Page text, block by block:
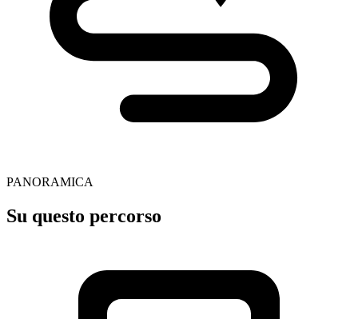
PANORAMICA
Su questo percorso